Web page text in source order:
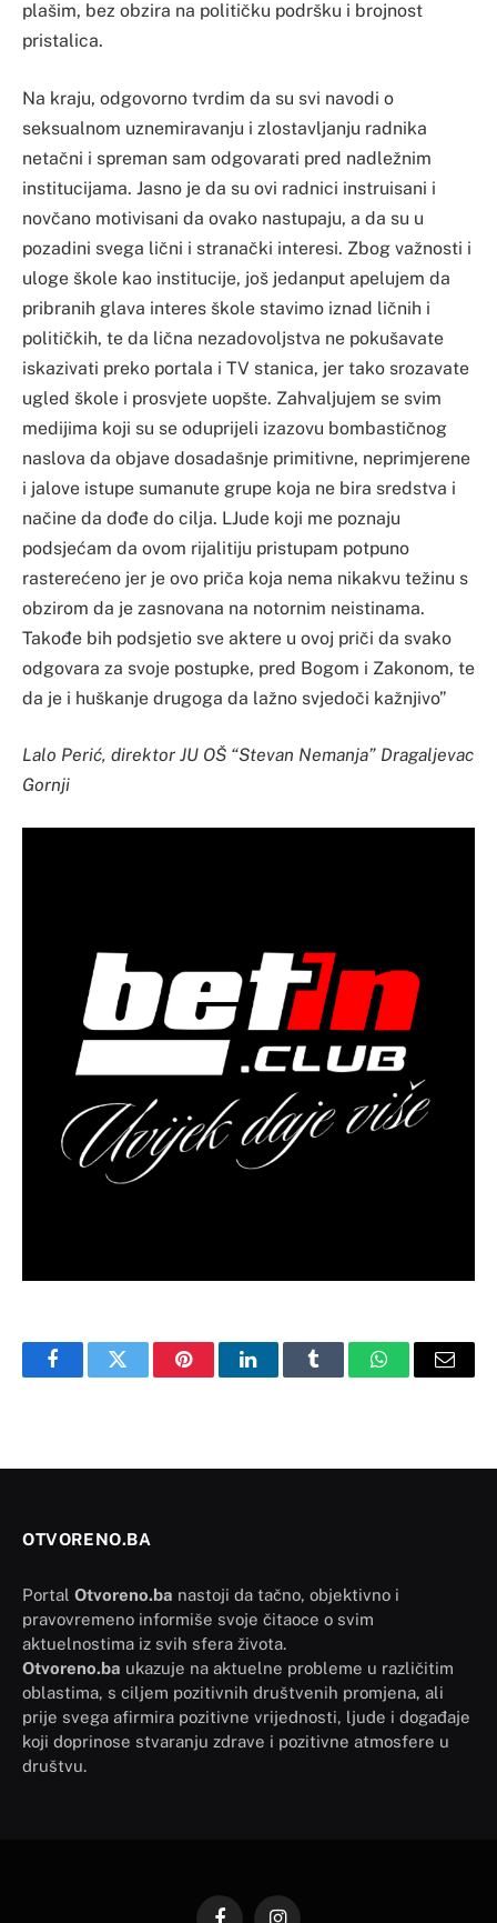
plašim, bez obzira na političku podršku i brojnost
pristalica.
Na kraju, odgovorno tvrdim da su svi navodi o
seksualnom uznemiravanju i zlostavljanju radnika
netačni i spreman sam odgovarati pred nadležnim
institucijama. Jasno je da su ovi radnici instruisani i
novčano motivisani da ovako nastupaju, a da su u
pozadini svega lični i stranački interesi. Zbog važnosti i
uloge škole kao institucije, još jedanput apelujem da
pribranih glava interes škole stavimo iznad ličnih i
političkih, te da lična nezadovoljstva ne pokušavate
iskazivati preko portala i TV stanica, jer tako srozavate
ugled škole i prosvjete uopšte. Zahvaljujem se svim
medijima koji su se oduprijeli izazovu bombastičnog
naslova da objave dosadašnje primitivne, neprimjerene
i jalove istupe sumanute grupe koja ne bira sredstva i
načine da dođe do cilja. LJude koji me poznaju
podsjećam da ovom rijalitiju pristupam potpuno
rasterećeno jer je ovo priča koja nema nikakvu težinu s
obzirom da je zasnovana na notornim neistinama.
Takođe bih podsjetio sve aktere u ovoj priči da svako
odgovara za svoje postupke, pred Bogom i Zakonom, te
da je i huškanje drugoga da lažno svjedoči kažnjivo”
Lalo Perić, direktor JU OŠ “Stevan Nemanja” Dragaljevac
Gornji
FacebookTwitter PinterestLinkedInTumblr WhatsAppEmail
OTVORENO.BA
Portal Otvoreno.ba nastoji da tačno, objektivno i
pravovremeno informiše svoje čitaoce o svim
aktuelnostima iz svih sfera života.
Otvoreno.ba ukazuje na aktuelne probleme u različitim
oblastima, s ciljem pozitivnih društvenih promjena, ali
prije svega afirmira pozitivne vrijednosti, ljude i događaje
koji doprinose stvaranju zdrave i pozitivne atmosfere u
društvu.